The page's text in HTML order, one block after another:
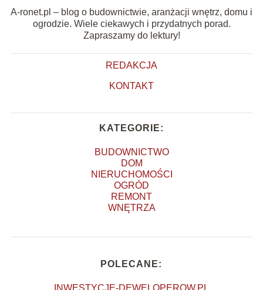
A-ronet.pl – blog o budownictwie, aranżacji wnętrz, domu i
ogrodzie. Wiele ciekawych i przydatnych porad.
Zapraszamy do lektury!
REDAKCJA
KONTAKT
KATEGORIE:
BUDOWNICTWO
DOM
NIERUCHOMOŚCI
OGRÓD
REMONT
WNĘTRZA
POLECANE: